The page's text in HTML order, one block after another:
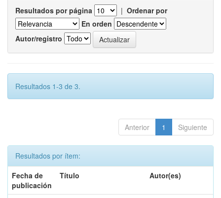
Resultados por página | Ordenar por
En orden
Autor/registro
Resultados 1-3 de 3.
Anterior 1 Siguiente
Resultados por ítem:
Fecha de
publicación
Título Autor(es)